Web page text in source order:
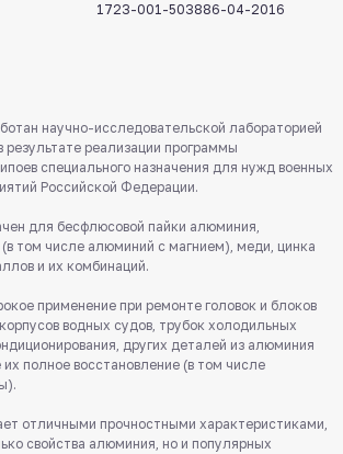
1723-001-503886-04-2016
научно-исследовательской лабораторией
результате реализации программы
специального назначения для нужд военных
Российской Федерации.
для бесфлюсовой пайки алюминия,
том числе алюминий с магнием), меди, цинка
и их комбинаций.
применение при ремонте головок и блоков
водных судов, трубок холодильных
других деталей из алюминия
их полное восстановление (в том числе
отличными прочностными характеристиками,
свойства алюминия, но и популярных